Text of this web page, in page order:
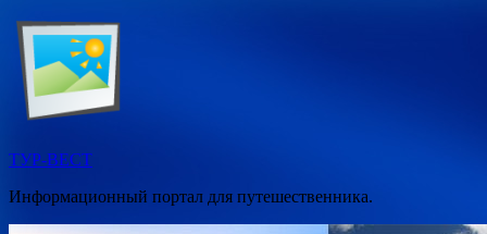
Перейти
содержимому
ТУР-ВЕСТ
Информационный портал для путешественника.